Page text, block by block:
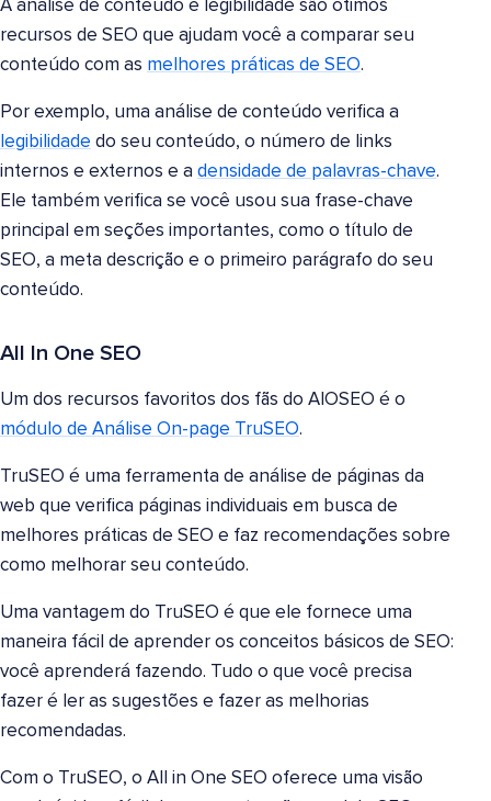
A análise de conteúdo e legibilidade são ótimos
recursos de SEO que ajudam você a comparar seu
conteúdo com as melhores práticas de SEO.
Por exemplo, uma análise de conteúdo verifica a
legibilidade do seu conteúdo, o número de links
internos e externos e a densidade de palavras-chave.
Ele também verifica se você usou sua frase-chave
principal em seções importantes, como o título de
SEO, a meta descrição e o primeiro parágrafo do seu
conteúdo.
All In One SEO
Um dos recursos favoritos dos fãs do AIOSEO é o
módulo de Análise On-page TruSEO.
TruSEO é uma ferramenta de análise de páginas da
web que verifica páginas individuais em busca de
melhores práticas de SEO e faz recomendações sobre
como melhorar seu conteúdo.
Uma vantagem do TruSEO é que ele fornece uma
maneira fácil de aprender os conceitos básicos de SEO:
você aprenderá fazendo. Tudo o que você precisa
fazer é ler as sugestões e fazer as melhorias
recomendadas.
Com o TruSEO, o All in One SEO oferece uma visão